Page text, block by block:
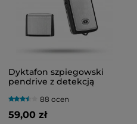
Dyktafon szpiegowski
pendrive z detekcją
88 ocen
59,00 zł